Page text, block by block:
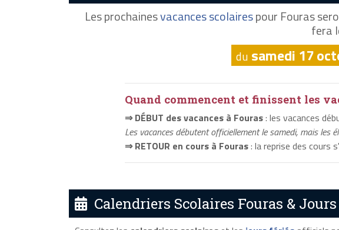
Les prochainesvacances scolairespour Fouras
fera
du samedi 17
Quand commencent et finissent les
⇒ DÉBUT des vacances à Fouras: les vacances
Les vacances débutent officiellement le samedi, mais les
⇒ RETOUR en cours à Fouras: la reprise des cours
Calendriers Scolaires Fouras &